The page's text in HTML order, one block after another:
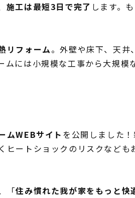
施工は最短3日で完了 します。
リフォーム。外壁や床下、天
ムには小規模な工事から大規
ムWEBサイト を公開しました
ヒートショックのリスクなど
「住み慣れた我が家をもっと快